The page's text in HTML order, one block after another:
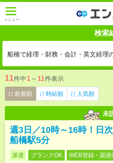
メニュー
検索
船橋で経理・財務・会計・英文経理
11件中1 ～ 11件表示
新着順 時給順 人気順
未
週3日／10時～16時！日
船橋駅5分
派遣 ブランクOK WEB登録・面接